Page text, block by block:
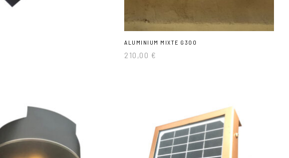
ALUMINIUM MIXTE G300
210,00 €